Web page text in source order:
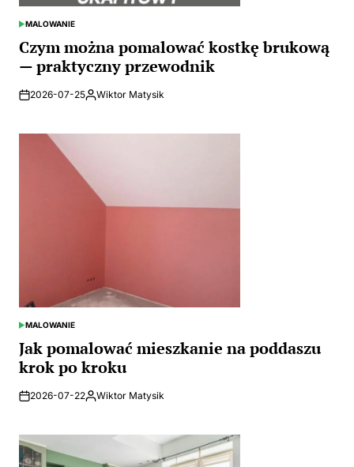
POSTED
IN
MALOWANIE
Czym można pomalować kostkę brukową
— praktyczny przewodnik
2026-07-25Posted
Wiktor Matysik
POSTED
IN
MALOWANIE
Jak pomalować mieszkanie na poddaszu
krok po kroku
2026-07-22Posted
Wiktor Matysik